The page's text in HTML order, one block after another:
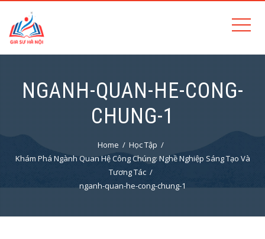
NGANH-QUAN-HE-CONG-
CHUNG-1
Home
Học Tập
Khám Phá Ngành Quan Hệ Công Chúng: Nghề Nghiệp Sáng Tạo Và
Tương Tác
nganh-quan-he-cong-chung-1